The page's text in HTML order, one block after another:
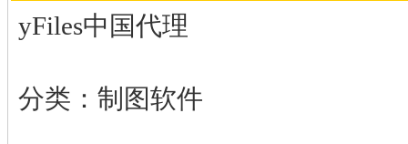
yFiles中国代理
分类：制图软件